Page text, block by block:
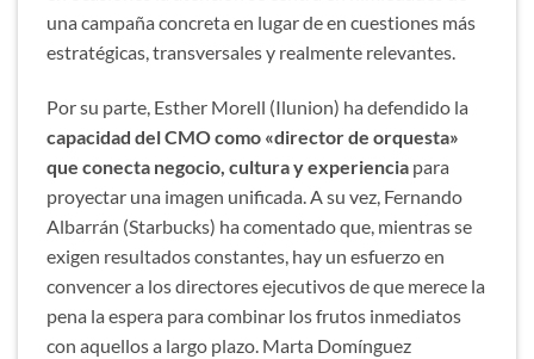
una campaña concreta en lugar de en cuestiones más
estratégicas, transversales y realmente relevantes.
Por su parte, Esther Morell (Ilunion) ha defendido la
capacidad del CMO como «director de orquesta»
que conecta negocio, cultura y experiencia para
proyectar una imagen unificada. A su vez, Fernando
Albarrán (Starbucks) ha comentado que, mientras se
exigen resultados constantes, hay un esfuerzo en
convencer a los directores ejecutivos de que merece la
pena la espera para combinar los frutos inmediatos
con aquellos a largo plazo. Marta Domínguez